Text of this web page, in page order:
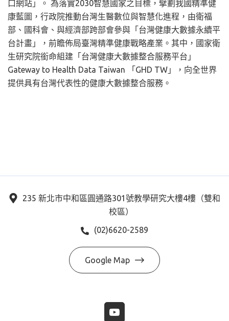
口網站」。 為落實2030智慧國家之目標，擘劃我國精準健
康藍圖，行政院推動台灣生醫數位與智慧化進程，由衛福
部、國科會、與經濟部跨部會參與「台灣健康大數據永續平
台計畫」，前瞻佈局臺灣精準健康戰略產業。其中，國家衛
生研究院銜命組建「台灣健康大數據整合服務平台」
Gateway to Health Data Taiwan 「GHD TW」，向全世界
提供具有台灣代表性的健康大數據整合服務。
235 新北市中和區圓通路301號教學研究大樓4樓（雙和
校區）
(02)6620-2589
Google Map